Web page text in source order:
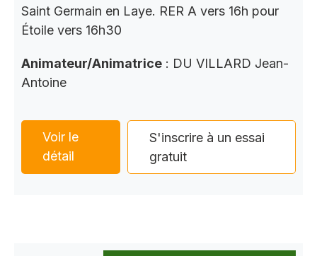
Saint Germain en Laye. RER A vers 16h pour
Étoile vers 16h30
Animateur/Animatrice : DU VILLARD Jean-
Antoine
Voir le
détail
S'inscrire à un essai
gratuit